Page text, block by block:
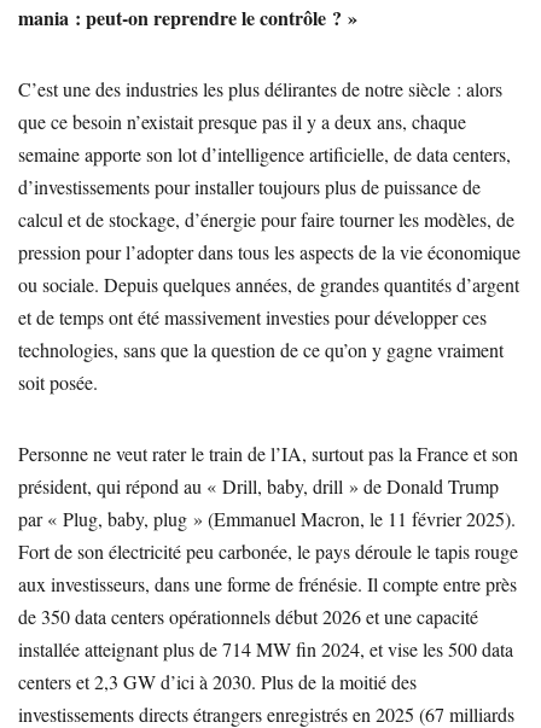
mania : peut-on reprendre le contrôle ? »
C’est une des industries les plus délirantes de notre siècle : alors
que ce besoin n’existait presque pas il y a deux ans, chaque
semaine apporte son lot d’intelligence artificielle, de data centers,
d’investissements pour installer toujours plus de puissance de
calcul et de stockage, d’énergie pour faire tourner les modèles, de
pression pour l’adopter dans tous les aspects de la vie économique
ou sociale. Depuis quelques années, de grandes quantités d’argent
et de temps ont été massivement investies pour développer ces
technologies, sans que la question de ce qu’on y gagne vraiment
soit posée.
Personne ne veut rater le train de l’IA, surtout pas la France et son
président, qui répond au « Drill, baby, drill » de Donald Trump
par « Plug, baby, plug » (Emmanuel Macron, le 11 février 2025).
Fort de son électricité peu carbonée, le pays déroule le tapis rouge
aux investisseurs, dans une forme de frénésie. Il compte entre près
de 350 data centers opérationnels début 2026 et une capacité
installée atteignant plus de 714 MW fin 2024, et vise les 500 data
centers et 2,3 GW d’ici à 2030. Plus de la moitié des
investissements directs étrangers enregistrés en 2025 (67 milliards